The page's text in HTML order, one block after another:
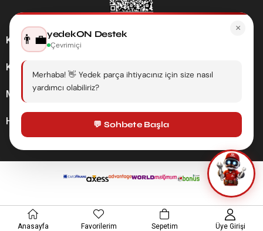
Kategoriler
Kurumsal
Müşteri Hizmetleri
Hesabım
×
👨‍💼yedekON Destek
Çevrimiçi
Merhaba! 👋 Yedek parça ihtiyacınız için size nasıl
yardımcı olabiliriz?
💬 Sohbete Başla
Anasayfa Favorilerim Sepetim Üye Girişi